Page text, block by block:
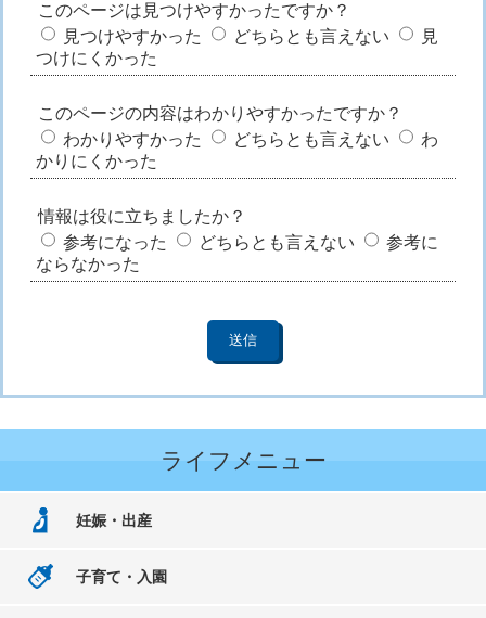
このページは見つけやすかったですか？
見つけやすかった
どちらとも言えない
見
つけにくかった
このページの内容はわかりやすかったですか？
わかりやすかった
どちらとも言えない
わ
かりにくかった
情報は役に立ちましたか？
参考になった
どちらとも言えない
参考に
ならなかった
ライフメニュー
妊娠・出産
子育て・入園